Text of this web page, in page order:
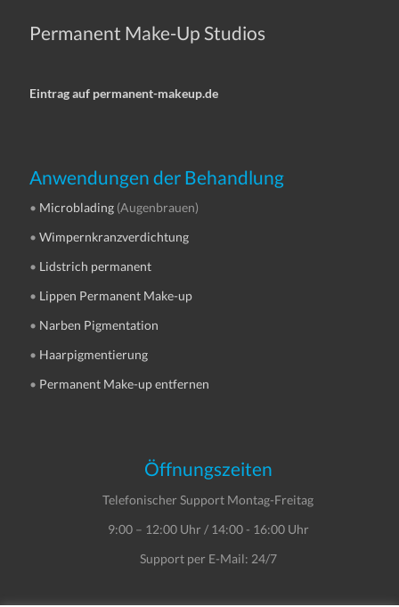
Permanent Make-Up Studios
Eintrag auf permanent-makeup.de
Anwendungen der Behandlung
• Microblading (Augenbrauen)
•Wimpernkranzverdichtung
• Lidstrich permanent
• Lippen Permanent Make-up
• Narben Pigmentation
• Haarpigmentierung
• Permanent Make-up entfernen
Öffnungszeiten
Telefonischer Support Montag-Freitag
9:00 – 12:00 Uhr / 14:00 - 16:00 Uhr
Support per E-Mail: 24/7